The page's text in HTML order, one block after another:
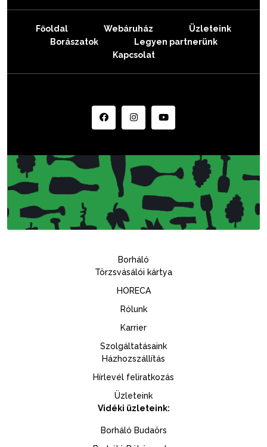
Főoldal Webáruház
Üzleteink
Borászatok
Legyen partnerünk
Kapcsolat
Borháló
Törzsvásálói kártya
HORECA
Rólunk
Karrier
Szolgáltatásaink
Házhozszállítás
Hírlevél feliratkozás
Üzleteink
Vidéki üzleteink:
Borháló Budaörs